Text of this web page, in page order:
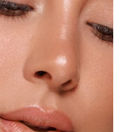
مجموعة طابعة الآيلاينر